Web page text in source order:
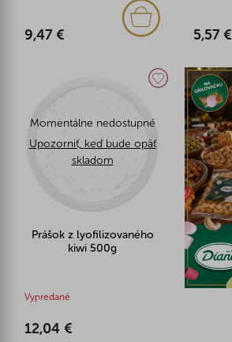
9,47 € 5,57 €
Momentálne nedostupné
Upozorniť, keď bude opäť
skladom
Prášok z lyofilizovaného
kiwi 500g
Vypredané
12,04 €